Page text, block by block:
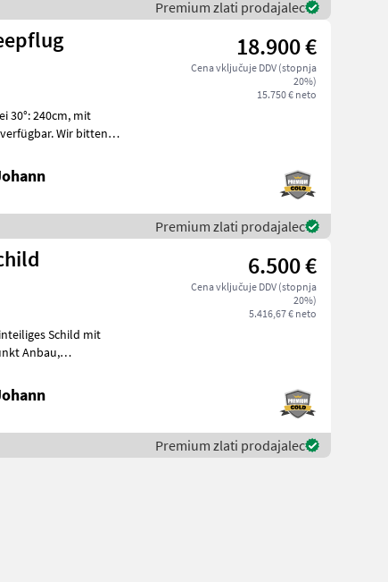
Premium zlati prodajalec
18.900 €
Cena vključuje DDV (stopnja
20%)
15.750 € neto
Premium zlati prodajalec
6.500 €
Cena vključuje DDV (stopnja
20%)
5.416,67 € neto
Premium zlati prodajalec